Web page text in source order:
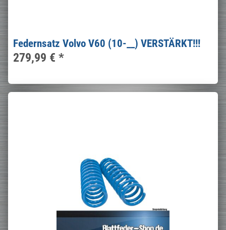
Federnsatz Volvo V60 (10-__) VERSTÄRKT!!!
279,99 € *